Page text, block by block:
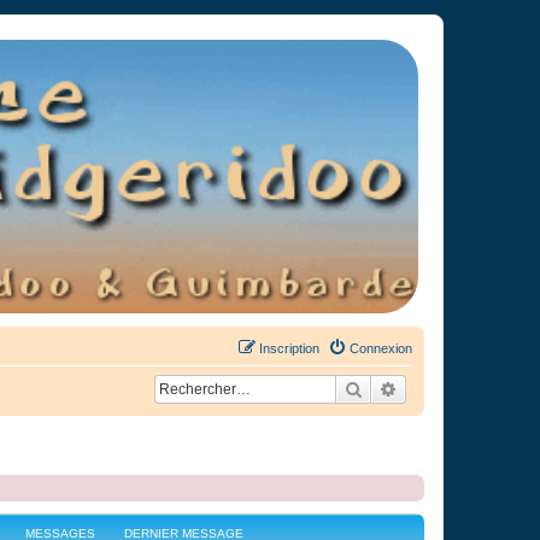
Connexion
Inscription
Rechercher
MESSAGES DERNIER MESSAGE